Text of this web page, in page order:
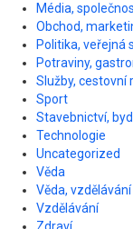
Média,
Obchod,
Politika, veřejná
Potraviny,
Služby, cestovní
Sport
Stavebnictví,
Technologie
Uncategorized
Věda
Věda,
Vzdělávání